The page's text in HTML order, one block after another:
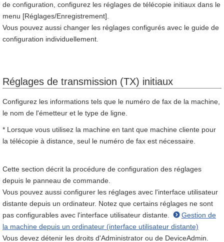
de configuration, configurez les réglages de télécopie initiaux dans le
menu [Réglages/Enregistrement].
Vous pouvez aussi changer les réglages configurés avec le guide de
configuration individuellement.
Réglages de transmission (TX) initiaux
Configurez les informations tels que le numéro de fax de la machine,
le nom de l'émetteur et le type de ligne.
* Lorsque vous utilisez la machine en tant que machine cliente pour
la télécopie à distance, seul le numéro de fax est nécessaire.
Cette section décrit la procédure de configuration des réglages
depuis le panneau de commande.
Vous pouvez aussi configurer les réglages avec l'interface utilisateur
distante depuis un ordinateur. Notez que certains réglages ne sont
pas configurables avec l'interface utilisateur distante.
Gestion de
la machine depuis un ordinateur (interface utilisateur distante)
Vous devez détenir les droits d'Administrator ou de DeviceAdmin.